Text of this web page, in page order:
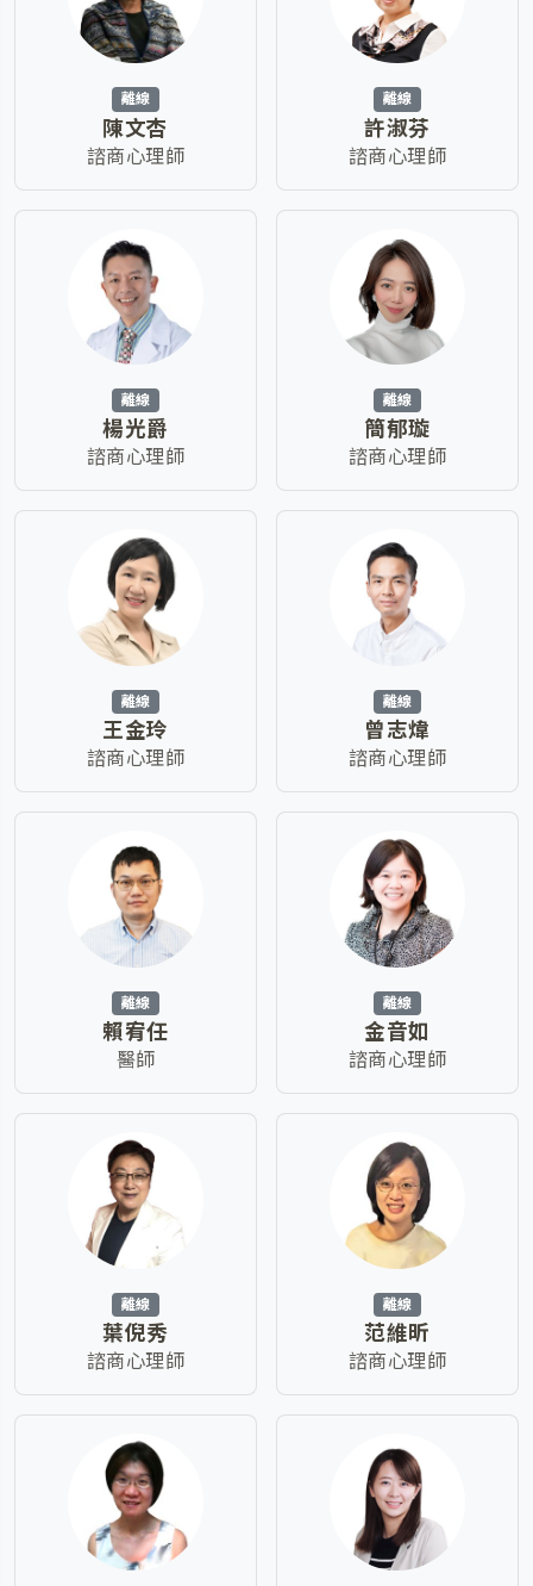
離線
陳文杏
諮商心理師
離線
許淑芬
諮商心理師
離線
楊光爵
諮商心理師
離線
簡郁璇
諮商心理師
離線
王金玲
諮商心理師
離線
曾志煒
諮商心理師
離線
賴宥任
醫師
離線
金音如
諮商心理師
離線
葉倪秀
諮商心理師
離線
范維昕
諮商心理師